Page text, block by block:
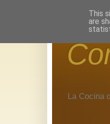
La Cocina
This
are